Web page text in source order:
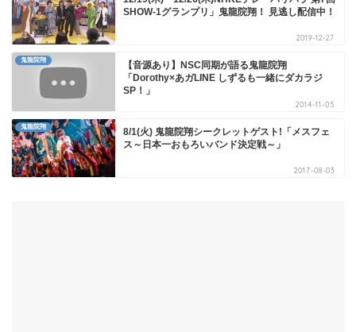
SHOW-1グランプリ」鬼龍院翔！ 見逃し配信中！
2019-12-27
鬼龍院翔
【音源あり】NSC同期が語る鬼龍院翔
「Dorothy×あガLINE しずるも一緒にダカラジ
SP！」
2014-11-05
鬼龍院翔
8/1(火) 鬼龍院翔シークレットゲスト!「メスフェ
ス～日本一おもろいバンド決定戦～」
2017-08-03